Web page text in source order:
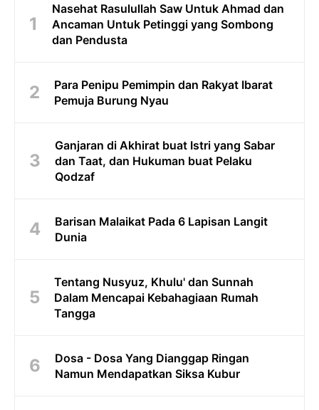
Nasehat Rasulullah Saw Untuk Ahmad dan
Ancaman Untuk Petinggi yang Sombong
dan Pendusta
Para Penipu Pemimpin dan Rakyat Ibarat
Pemuja Burung Nyau
Ganjaran di Akhirat buat Istri yang Sabar
dan Taat, dan Hukuman buat Pelaku
Qodzaf
Barisan Malaikat Pada 6 Lapisan Langit
Dunia
Tentang Nusyuz, Khulu' dan Sunnah
Dalam Mencapai Kebahagiaan Rumah
Tangga
Dosa - Dosa Yang Dianggap Ringan
Namun Mendapatkan Siksa Kubur